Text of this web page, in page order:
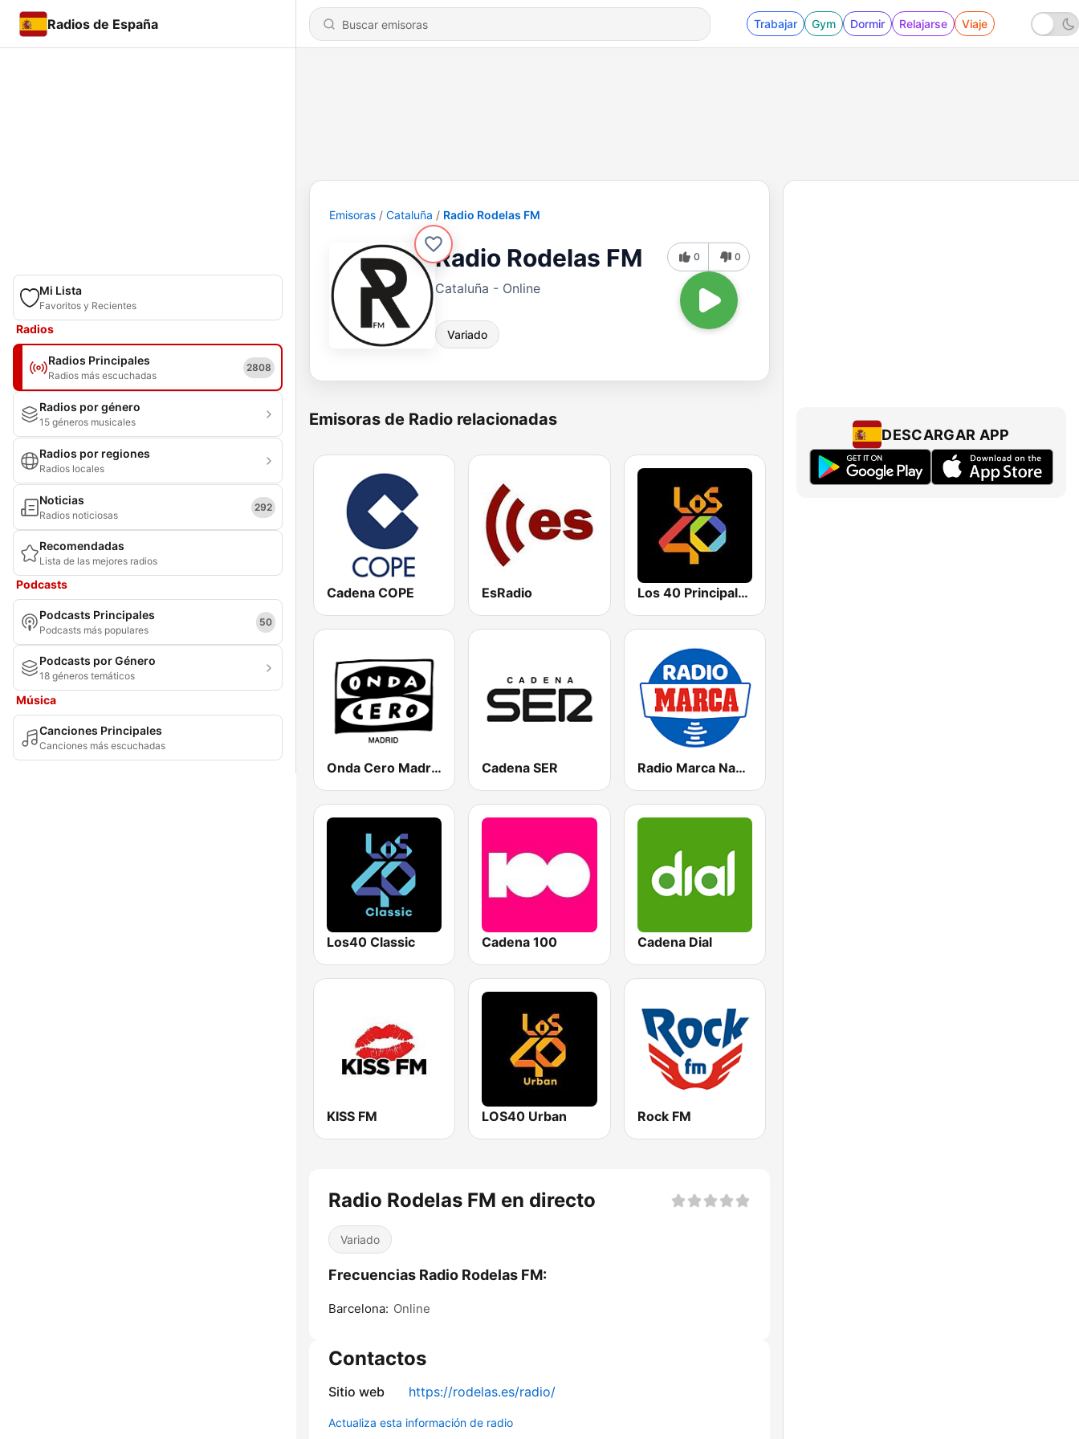
Radios de España Trabajar Gym Dormir Relajarse Viaje
Mi Lista
Favoritos y Recientes
Radios
Radios Principales
Radios más escuchadas
2808
Radios por género
15 géneros musicales
Radios por regiones
Radios locales
Noticias
Radios noticiosas
292
Recomendadas
Lista de las mejores radios
Podcasts
Podcasts Principales
Podcasts más populares
50
Podcasts por Género
18 géneros temáticos
Música
Canciones Principales
Canciones más escuchadas
Emisoras Cataluña Radio Rodelas FM
Radio Rodelas FM
Cataluña - Online
Variado
0 0
Emisoras de Radio relacionadas
Cadena COPE EsRadio Los 40 Principales
Onda Cero Madrid Cadena SER Radio Marca Nacional
Los40 Classic Cadena 100 Cadena Dial
KISS FM LOS40 Urban Rock FM
Radio Rodelas FM en directo
Variado
Frecuencias Radio Rodelas FM:
Barcelona: Online
Contactos
Sitio web https://rodelas.es/radio/
Actualiza esta información de radio
DESCARGAR APP